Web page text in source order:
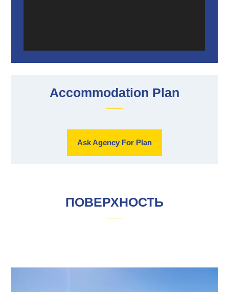
Accommodation Plan
Ask Agency For Plan
ПОВЕРХНОСТЬ